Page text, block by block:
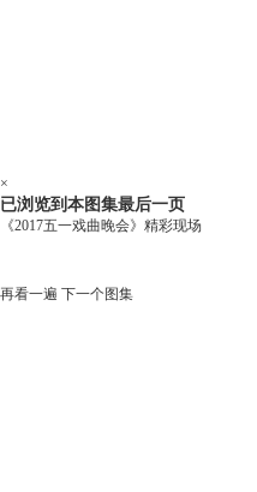
×
已浏览到本图集最后一页
《2017五一戏曲晚会》精彩现场
再看一遍 下一个图集